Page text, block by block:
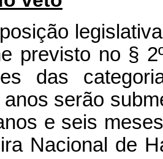
previsto no §
das
serão
e seis
Nacional de